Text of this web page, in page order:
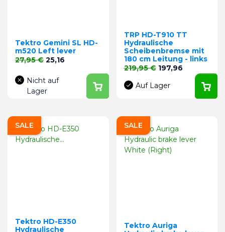
Tektro Gemini SL HD-
m520 Left lever
Verkaufspreis
27,95 € Preis
25,16
Nicht auf
Lager
TRP HD-T910 TT
Hydraulische
Scheibenbremse mit
180 cm Leitung - links
Verkaufspreis
219,95 € Preis
197,96
Auf Lager
Tektro HD-E350
Hydraulische
SALE
Tektro Auriga
SALE